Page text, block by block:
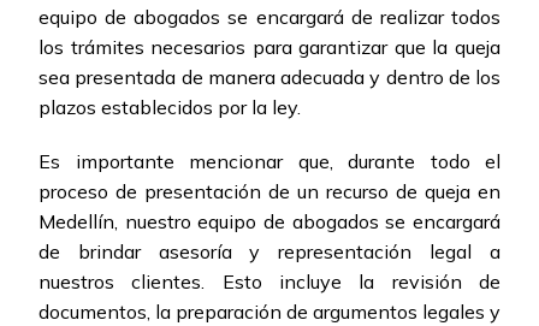
equipo de abogados se encargará de realizar todos
los trámites necesarios para garantizar que la queja
sea presentada de manera adecuada y dentro de los
plazos establecidos por la ley.
Es importante mencionar que, durante todo el
proceso de presentación de un recurso de queja en
Medellín, nuestro equipo de abogados se encargará
de brindar asesoría y representación legal a
nuestros clientes. Esto incluye la revisión de
documentos, la preparación de argumentos legales y